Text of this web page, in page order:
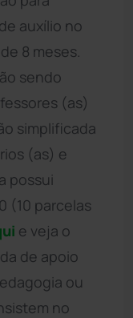
auxílio no
8 meses.
sendo
(as)
simplificada
(as) e
possui
(10 parcelas
e veja o
de apoio
ou
no